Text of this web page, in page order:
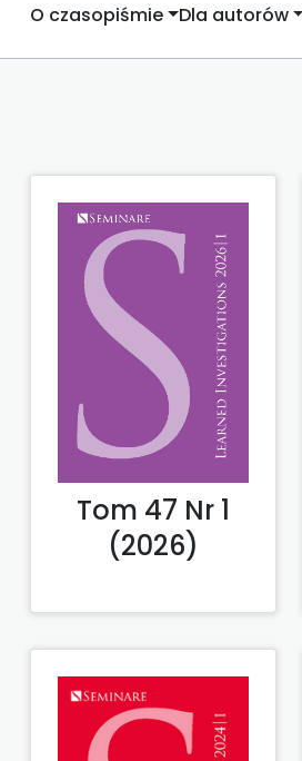
O czasopiśmie Dla autorów
Tom 47 Nr 1
(2026)